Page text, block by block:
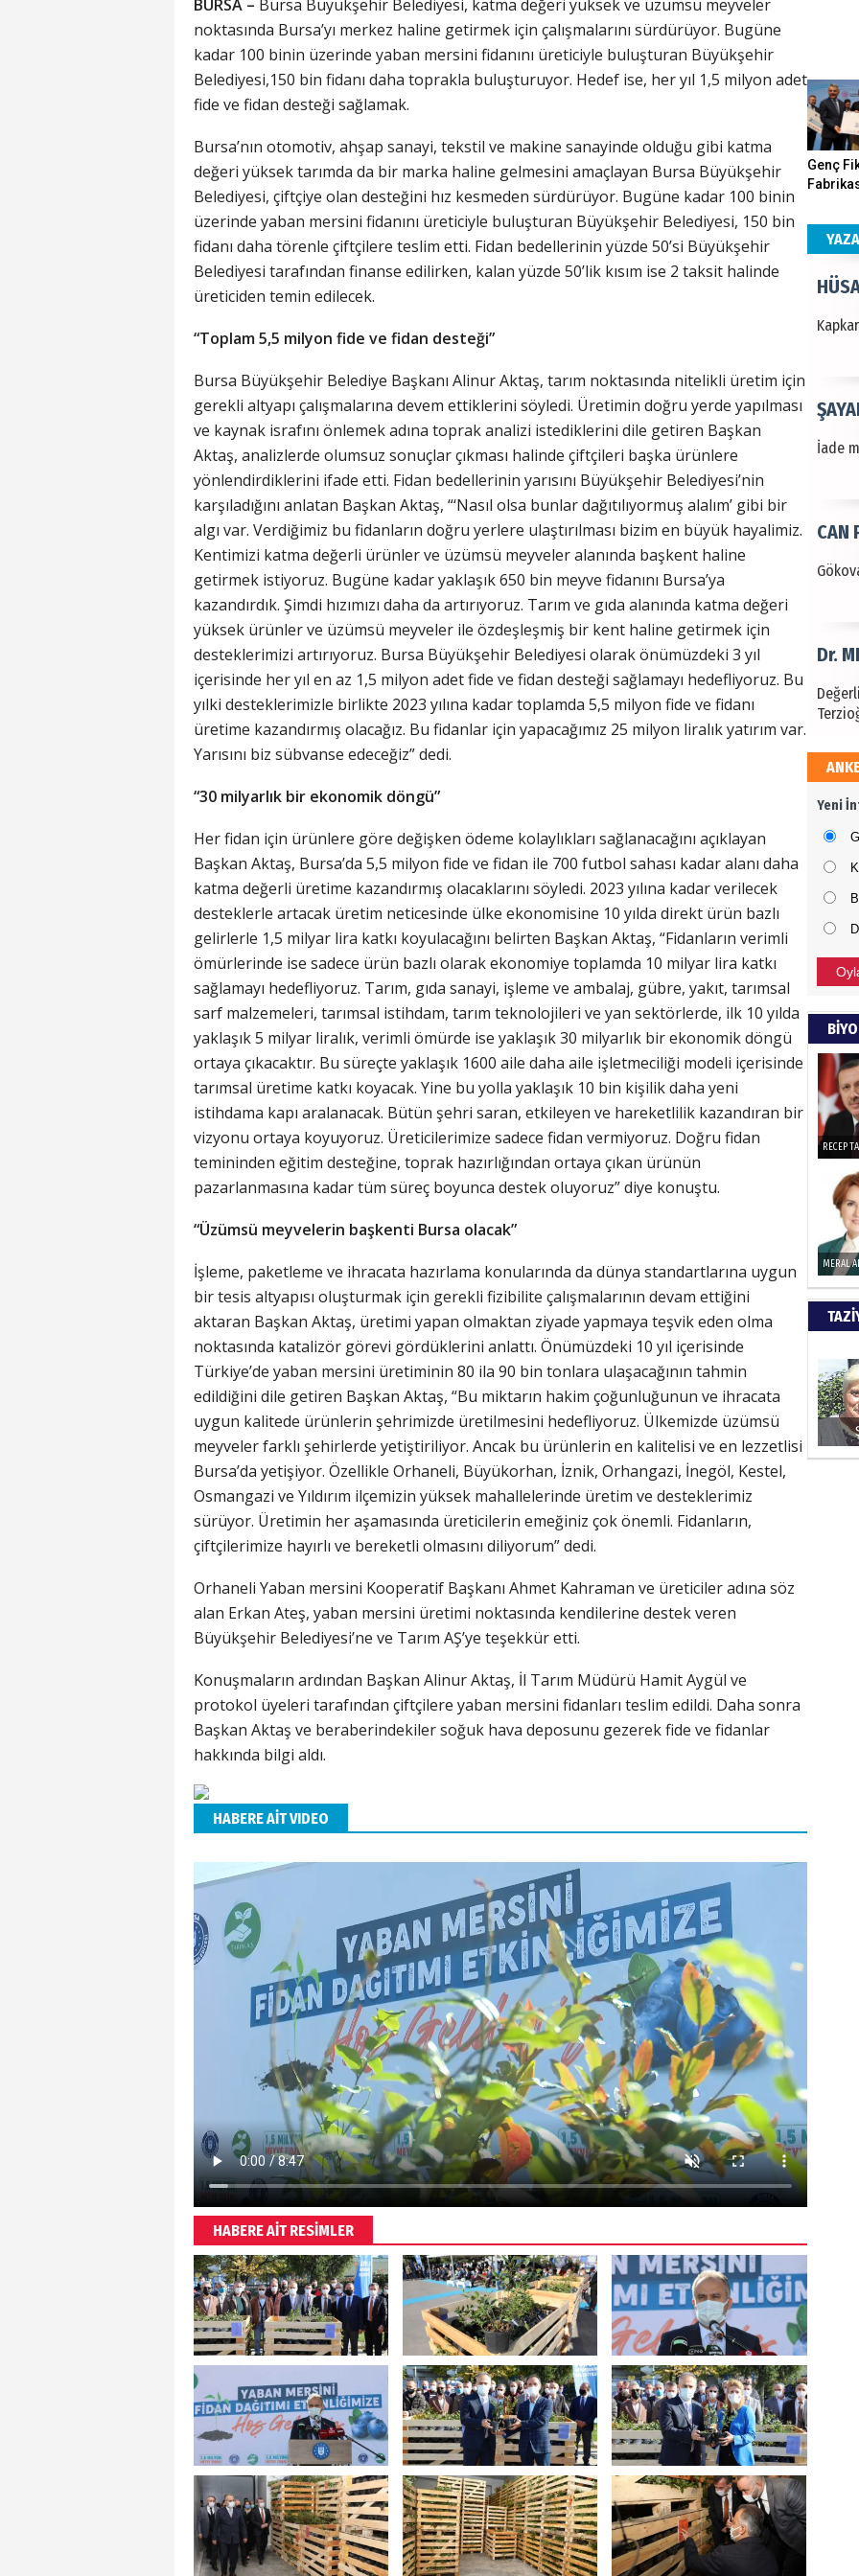
BURSA – Bursa Büyükşehir Belediyesi, katma değeri yüksek ve üzümsü meyveler
noktasında Bursa’yı merkez haline getirmek için çalışmalarını sürdürüyor. Bugüne
kadar 100 binin üzerinde yaban mersini fidanını üreticiyle buluşturan Büyükşehir
Belediyesi,150 bin fidanı daha toprakla buluşturuyor. Hedef ise, her yıl 1,5 milyon adet
fide ve fidan desteği sağlamak.
Bursa’nın otomotiv, ahşap sanayi, tekstil ve makine sanayinde olduğu gibi katma
değeri yüksek tarımda da bir marka haline gelmesini amaçlayan Bursa Büyükşehir
Belediyesi, çiftçiye olan desteğini hız kesmeden sürdürüyor. Bugüne kadar 100 binin
üzerinde yaban mersini fidanını üreticiyle buluşturan Büyükşehir Belediyesi, 150 bin
fidanı daha törenle çiftçilere teslim etti. Fidan bedellerinin yüzde 50’si Büyükşehir
Belediyesi tarafından finanse edilirken, kalan yüzde 50’lik kısım ise 2 taksit halinde
üreticiden temin edilecek.
“Toplam 5,5 milyon fide ve fidan desteği”
Bursa Büyükşehir Belediye Başkanı Alinur Aktaş, tarım noktasında nitelikli üretim için
gerekli altyapı çalışmalarına devem ettiklerini söyledi. Üretimin doğru yerde yapılması
ve kaynak israfını önlemek adına toprak analizi istediklerini dile getiren Başkan
Aktaş, analizlerde olumsuz sonuçlar çıkması halinde çiftçileri başka ürünlere
yönlendirdiklerini ifade etti. Fidan bedellerinin yarısını Büyükşehir Belediyesi’nin
karşıladığını anlatan Başkan Aktaş, “‘Nasıl olsa bunlar dağıtılıyormuş alalım’ gibi bir
algı var. Verdiğimiz bu fidanların doğru yerlere ulaştırılması bizim en büyük hayalimiz.
Kentimizi katma değerli ürünler ve üzümsü meyveler alanında başkent haline
getirmek istiyoruz. Bugüne kadar yaklaşık 650 bin meyve fidanını Bursa’ya
kazandırdık. Şimdi hızımızı daha da artırıyoruz. Tarım ve gıda alanında katma değeri
yüksek ürünler ve üzümsü meyveler ile özdeşleşmiş bir kent haline getirmek için
desteklerimizi artırıyoruz. Bursa Büyükşehir Belediyesi olarak önümüzdeki 3 yıl
içerisinde her yıl en az 1,5 milyon adet fide ve fidan desteği sağlamayı hedefliyoruz. Bu
yılki desteklerimizle birlikte 2023 yılına kadar toplamda 5,5 milyon fide ve fidanı
üretime kazandırmış olacağız. Bu fidanlar için yapacağımız 25 milyon liralık yatırım var.
Yarısını biz sübvanse edeceğiz” dedi.
“30 milyarlık bir ekonomik döngü”
Her fidan için ürünlere göre değişken ödeme kolaylıkları sağlanacağını açıklayan
Başkan Aktaş, Bursa’da 5,5 milyon fide ve fidan ile 700 futbol sahası kadar alanı daha
katma değerli üretime kazandırmış olacaklarını söyledi. 2023 yılına kadar verilecek
desteklerle artacak üretim neticesinde ülke ekonomisine 10 yılda direkt ürün bazlı
gelirlerle 1,5 milyar lira katkı koyulacağını belirten Başkan Aktaş, “Fidanların verimli
ömürlerinde ise sadece ürün bazlı olarak ekonomiye toplamda 10 milyar lira katkı
sağlamayı hedefliyoruz. Tarım, gıda sanayi, işleme ve ambalaj, gübre, yakıt, tarımsal
sarf malzemeleri, tarımsal istihdam, tarım teknolojileri ve yan sektörlerde, ilk 10 yılda
yaklaşık 5 milyar liralık, verimli ömürde ise yaklaşık 30 milyarlık bir ekonomik döngü
ortaya çıkacaktır. Bu süreçte yaklaşık 1600 aile daha aile işletmeciliği modeli içerisinde
tarımsal üretime katkı koyacak. Yine bu yolla yaklaşık 10 bin kişilik daha yeni
istihdama kapı aralanacak. Bütün şehri saran, etkileyen ve hareketlilik kazandıran bir
vizyonu ortaya koyuyoruz. Üreticilerimize sadece fidan vermiyoruz. Doğru fidan
temininden eğitim desteğine, toprak hazırlığından ortaya çıkan ürünün
pazarlanmasına kadar tüm süreç boyunca destek oluyoruz” diye konuştu.
“Üzümsü meyvelerin başkenti Bursa olacak”
İşleme, paketleme ve ihracata hazırlama konularında da dünya standartlarına uygun
bir tesis altyapısı oluşturmak için gerekli fizibilite çalışmalarının devam ettiğini
aktaran Başkan Aktaş, üretimi yapan olmaktan ziyade yapmaya teşvik eden olma
noktasında katalizör görevi gördüklerini anlattı. Önümüzdeki 10 yıl içerisinde
Türkiye’de yaban mersini üretiminin 80 ila 90 bin tonlara ulaşacağının tahmin
edildiğini dile getiren Başkan Aktaş, “Bu miktarın hakim çoğunluğunun ve ihracata
uygun kalitede ürünlerin şehrimizde üretilmesini hedefliyoruz. Ülkemizde üzümsü
meyveler farklı şehirlerde yetiştiriliyor. Ancak bu ürünlerin en kalitelisi ve en lezzetlisi
Bursa’da yetişiyor. Özellikle Orhaneli, Büyükorhan, İznik, Orhangazi, İnegöl, Kestel,
Osmangazi ve Yıldırım ilçemizin yüksek mahallelerinde üretim ve desteklerimiz
sürüyor. Üretimin her aşamasında üreticilerin emeğiniz çok önemli. Fidanların,
çiftçilerimize hayırlı ve bereketli olmasını diliyorum” dedi.
Orhaneli Yaban mersini Kooperatif Başkanı Ahmet Kahraman ve üreticiler adına söz
alan Erkan Ateş, yaban mersini üretimi noktasında kendilerine destek veren
Büyükşehir Belediyesi’ne ve Tarım AŞ’ye teşekkür etti.
Konuşmaların ardından Başkan Alinur Aktaş, İl Tarım Müdürü Hamit Aygül ve
protokol üyeleri tarafından çiftçilere yaban mersini fidanları teslim edildi. Daha sonra
Başkan Aktaş ve beraberindekiler soğuk hava deposunu gezerek fide ve fidanlar
hakkında bilgi aldı.
HABERE AİT VIDEO
HABERE AİT RESİMLER
Genç
60.
İade
CAN
Dr.
ALI
60.
İade
Yeni
RECEP
MERAL